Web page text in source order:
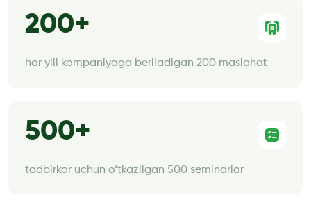
200
har yili kompaniyaga beriladigan 200 maslahat
500
tadbirkor uchun o‘tkazilgan 500 seminarlar